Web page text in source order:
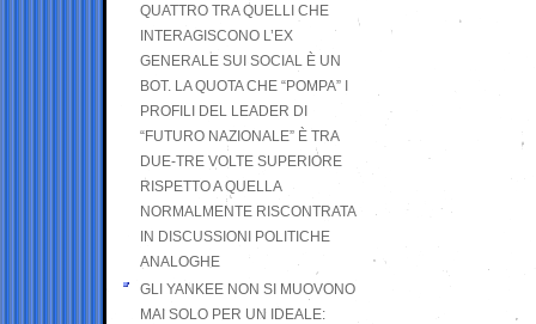
QUATTRO TRA QUELLI CHE
INTERAGISCONO L’EX
GENERALE SUI SOCIAL È UN
BOT. LA QUOTA CHE “POMPA” I
PROFILI DEL LEADER DI
“FUTURO NAZIONALE” È TRA
DUE-TRE VOLTE SUPERIORE
RISPETTO A QUELLA
NORMALMENTE RISCONTRATA
IN DISCUSSIONI POLITICHE
ANALOGHE
GLI YANKEE NON SI MUOVONO
MAI SOLO PER UN IDEALE: